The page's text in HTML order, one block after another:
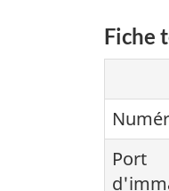
Fiche
Port